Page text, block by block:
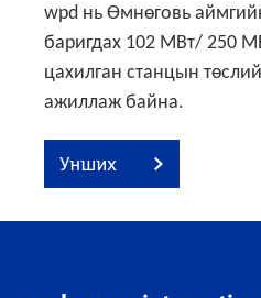
wpd нь Өмнөговь
баригдах 102 МВт/ 250
цахилган станцын
ажиллаж байна.
Унших